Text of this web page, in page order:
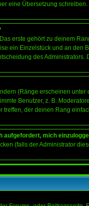
eine Übersetzung
erste gehört zu deinem
ein Einzelstück und an
des
(Ränge erscheinen
Benutzer, z. B.
treffen, der deinen Rang
aufgefordert, mich
(falls der Administrator